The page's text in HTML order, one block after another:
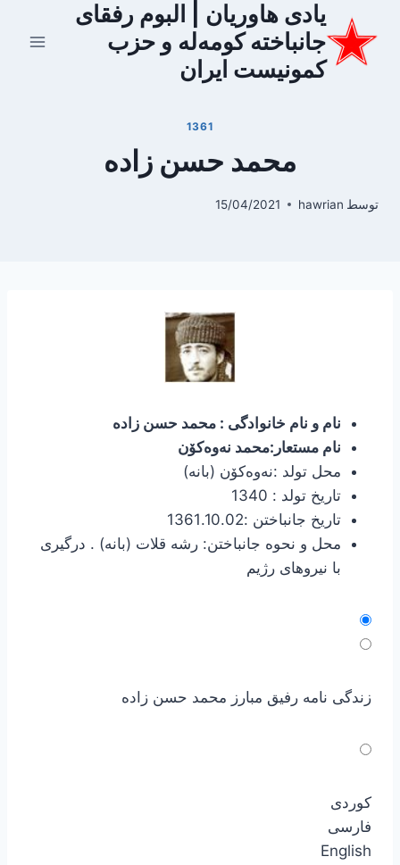
محتوا
یادی هاوریان | البوم رفقای
جانباخته کومه‌له و حزب
کمونیست ایران
1361
محمد حسن زاده
توسط hawrian
15/04/2021
نام و نام خانوادگی : محمد حسن زاده
نام مستعار:محمد نەوەكۆن
محل تولد :نەوەكۆن (بانه)
تاریخ تولد : 1340
تاریخ جانباختن :1361.10.02
محل و نحوه جانباختن: رشه قلات (بانه) . درگیری
با نیروهای رژیم
زندگی نامه رفیق مبارز محمد حسن زاده
کوردی
فارسی
English